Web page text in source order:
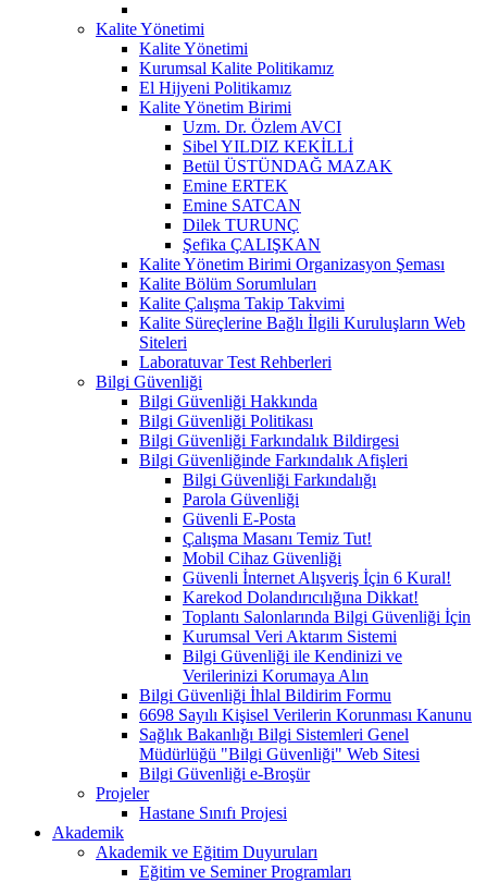
Kalite Yönetimi
Kalite Yönetimi
Kurumsal Kalite Politikamız
El Hijyeni Politikamız
Kalite Yönetim Birimi
Uzm. Dr. Özlem AVCI
Sibel YILDIZ KEKİLLİ
Betül ÜSTÜNDAĞ MAZAK
Emine ERTEK
Emine SATCAN
Dilek TURUNÇ
Şefika ÇALIŞKAN
Kalite Yönetim Birimi Organizasyon Şeması
Kalite Bölüm Sorumluları
Kalite Çalışma Takip Takvimi
Kalite Süreçlerine Bağlı İlgili Kuruluşların Web
Siteleri
Laboratuvar Test Rehberleri
Bilgi Güvenliği
Bilgi Güvenliği Hakkında
Bilgi Güvenliği Politikası
Bilgi Güvenliği Farkındalık Bildirgesi
Bilgi Güvenliğinde Farkındalık Afişleri
Bilgi Güvenliği Farkındalığı
Parola Güvenliği
Güvenli E-Posta
Çalışma Masanı Temiz Tut!
Mobil Cihaz Güvenliği
Güvenli İnternet Alışveriş İçin 6 Kural!
Karekod Dolandırıcılığına Dikkat!
Toplantı Salonlarında Bilgi Güvenliği İçin
Kurumsal Veri Aktarım Sistemi
Bilgi Güvenliği ile Kendinizi ve
Verilerinizi Korumaya Alın
Bilgi Güvenliği İhlal Bildirim Formu
6698 Sayılı Kişisel Verilerin Korunması Kanunu
Sağlık Bakanlığı Bilgi Sistemleri Genel
Müdürlüğü "Bilgi Güvenliği" Web Sitesi
Bilgi Güvenliği e-Broşür
Projeler
Hastane Sınıfı Projesi
Akademik
Akademik ve Eğitim Duyuruları
Eğitim ve Seminer Programları